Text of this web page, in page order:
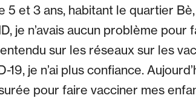
5 et 3 ans, habitant le quartier
je n’avais aucun problème
sur les réseaux sur les
19, je n’ai plus confiance.
pour faire vacciner mes